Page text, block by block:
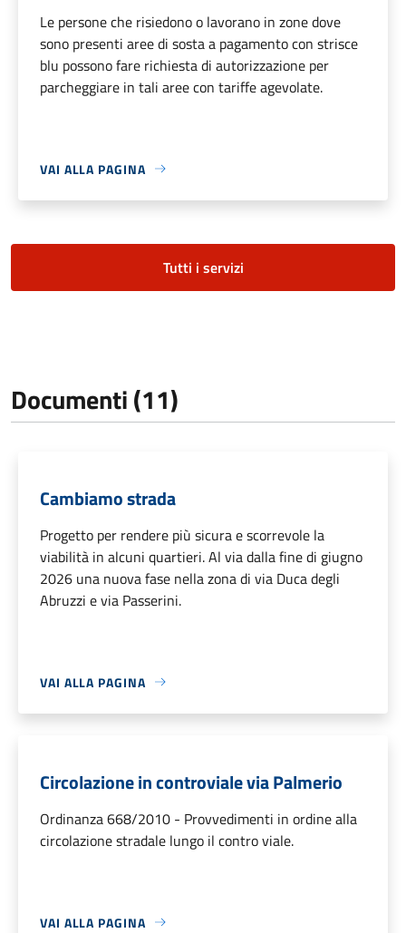
Le persone che risiedono o lavorano in zone dove
sono presenti aree di sosta a pagamento con strisce
blu possono fare richiesta di autorizzazione per
parcheggiare in tali aree con tariffe agevolate.
VAI ALLA PAGINA
Tutti i servizi
Documenti (11)
Cambiamo strada
Progetto per rendere più sicura e scorrevole la
viabilità in alcuni quartieri. Al via dalla fine di giugno
2026 una nuova fase nella zona di via Duca degli
Abruzzi e via Passerini.
VAI ALLA PAGINA
Circolazione in controviale via Palmerio
Ordinanza 668/2010 - Provvedimenti in ordine alla
circolazione stradale lungo il contro viale.
VAI ALLA PAGINA